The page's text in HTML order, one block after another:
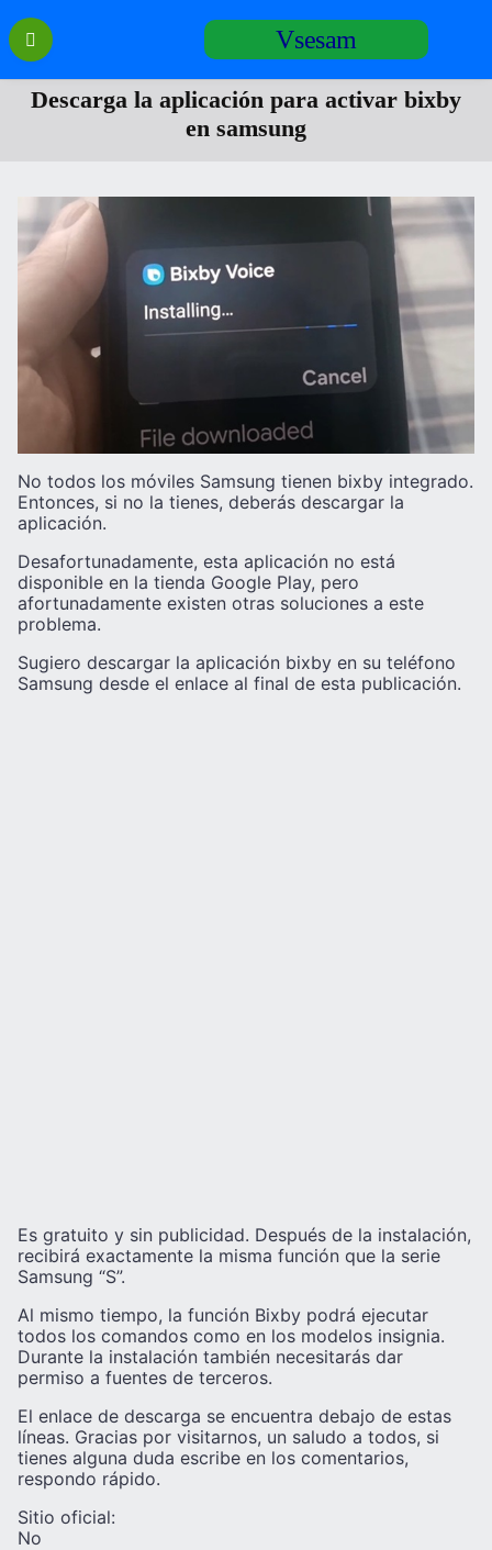
Перейти
содержанию
Vsesam
Descarga la aplicación para activar bixby
en samsung
No todos los móviles Samsung tienen bixby integrado.
Entonces, si no la tienes, deberás descargar la
aplicación.
Desafortunadamente, esta aplicación no está
disponible en la tienda Google Play, pero
afortunadamente existen otras soluciones a este
problema.
Sugiero descargar la aplicación bixby en su teléfono
Samsung desde el enlace al final de esta publicación.
Es gratuito y sin publicidad. Después de la instalación,
recibirá exactamente la misma función que la serie
Samsung “S”.
Al mismo tiempo, la función Bixby podrá ejecutar
todos los comandos como en los modelos insignia.
Durante la instalación también necesitarás dar
permiso a fuentes de terceros.
El enlace de descarga se encuentra debajo de estas
líneas. Gracias por visitarnos, un saludo a todos, si
tienes alguna duda escribe en los comentarios,
respondo rápido.
Sitio oficial:
No